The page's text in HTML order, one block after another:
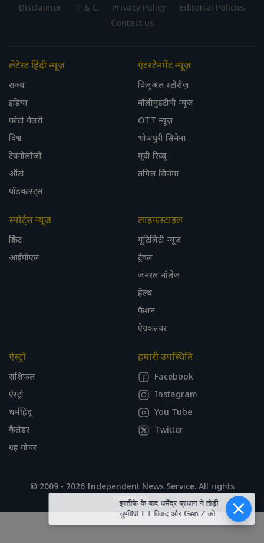
Disclaimer
T & C Privacy Policy
Editorial Policies
Contact us
लेटेस्ट हिंदी न्यूज़
राज्य
इंडिया
फोटो गैलरी
विश्व
टेक्नोलॉजी
ऑटो
पॉडकास्ट्स
एंटरटेनमेंट न्यूज़
विजुअल स्टोरीज़
बॉलीवुडटीवी न्यूज़
OTT न्यूज़
भोजपुरी सिनेमा
मूवी रिव्यू
तमिल सिनेमा
स्पोर्ट्स न्यूज़
क्रिकेट
आईपीएल
लाइफस्टाइल
यूटिलिटी न्यूज़
ट्रैवल
जनरल नॉलेज
हेल्थ
फैशन
ऐग्रकल्चर
ऐस्ट्रो
राशिफल
ऐस्ट्रो
धर्महिंदू
कैलेंडर
ग्रह गोचर
हमारी उपस्थिति
Facebook
Instagram
You Tube
Twitter
© 2009 - 2026 Independent News Service. All rights
reserved.
इस्तीफे के बाद धर्मेंद्र प्रधान ने तोड़ी
चुप्पीNEET विवाद और Gen Z को
लेकर बोले- कुछ लोगों ने युवाओं को